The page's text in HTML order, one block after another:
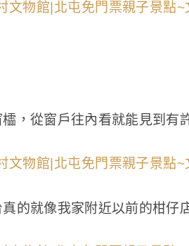
，從窗戶往內看就能見到有
的就像我家附近以前的柑仔